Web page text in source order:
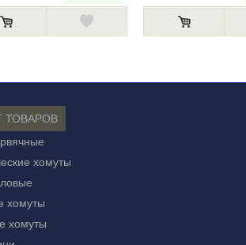
ТОВАРОВ
хомуты
хомуты
хомуты